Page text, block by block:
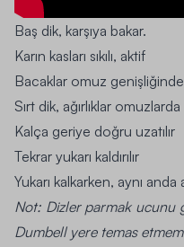
Baş dik, karşıya bakar.
Karın kasları sıkılı, aktif
Bacaklar omuz genişliğinde
Sırt dik, ağırlıklar omuzlarda
Kalça geriye doğru uzatılır
Tekrar yukarı kaldırılır
Yukarı kalkarken, aynı anda
Not: Dizler parmak ucunu
Dumbell yere temas